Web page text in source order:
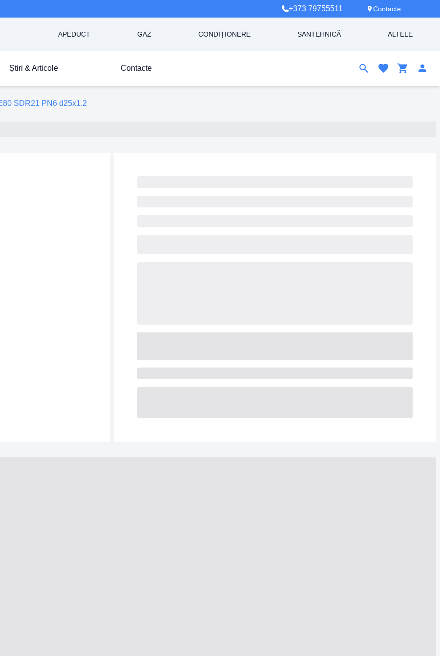
+373 79755511 Contacte
APEDUCT GAZ CONDIȚIONERE SANTEHNICĂ ALTELE
Știri & Articole Contacte
SDR21 PN6 d25x1.2